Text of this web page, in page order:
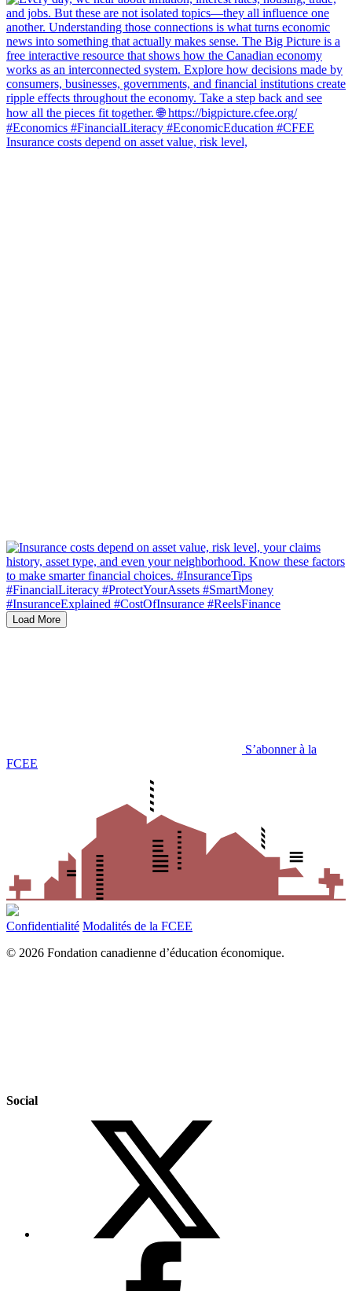
Insurance costs depend on asset value, risk level,
Load More
S’abonner à la
FCEE
Confidentialité Modalités de la FCEE
© 2026 Fondation canadienne d’éducation économique.
Social